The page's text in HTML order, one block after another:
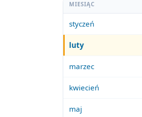
MIESIĄC
styczeń
luty
marzec
kwiecień
maj